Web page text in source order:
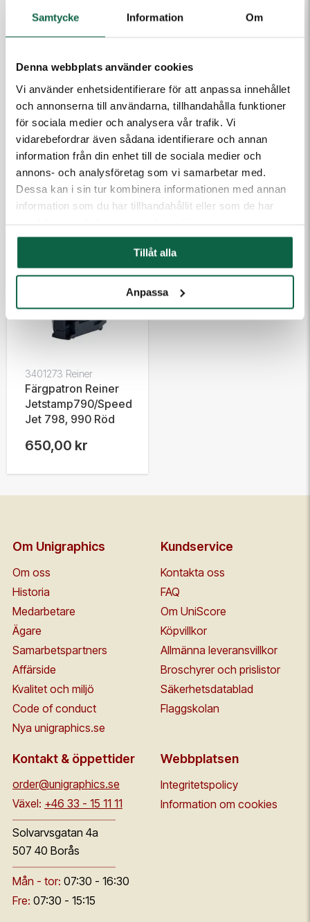
Samtycke Information Om
Denna webbplats använder cookies
Vi använder enhetsidentifierare för att anpassa innehållet
och annonserna till användarna, tillhandahålla funktioner
för sociala medier och analysera vår trafik. Vi
vidarebefordrar även sådana identifierare och annan
information från din enhet till de sociala medier och
annons- och analysföretag som vi samarbetar med.
Dessa kan i sin tur kombinera informationen med annan
information som du har tillhandahållit eller som de har
Tillåt alla
Anpassa
3401262 Reiner
Färgpatron Reiner
Jetstamp 790-792,
990 Svart.
Metall/Plast
913,75 kr
3401271 Reiner
Färgpatron Reiner
Jetstamp
790/Speed i Jet
798, 990 Svart
638,75 kr
3401273 Reiner
Färgpatron Reiner
Jetstamp790/Speed
Jet 798, 990 Röd
650,00 kr
Om Unigraphics
Om oss
Historia
Medarbetare
Ägare
Samarbetspartners
Affärside
Kvalitet och miljö
Code of conduct
Nya unigraphics.se
Kundservice
Kontakta oss
FAQ
Om UniScore
Köpvillkor
Allmänna leveransvillkor
Broschyrer och prislistor
Säkerhetsdatablad
Flaggskolan
Kontakt & öppettider
order@unigraphics.se
Växel: +46 33 - 15 11 11
Solvarvsgatan 4a
507 40 Borås
Mån - tor: 07:30 - 16:30
Fre: 07:30 - 15:15
Webbplatsen
Integritetspolicy
Information om cookies